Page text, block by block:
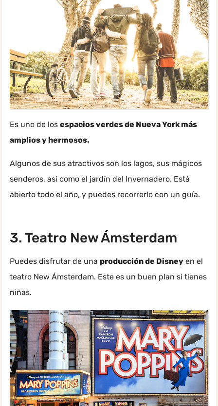
Es uno de los espacios verdes de Nueva York más
amplios y hermosos.
Algunos de sus atractivos son los lagos, sus mágicos
senderos, así como el jardín del Invernadero. Está
abierto todo el año, y puedes recorrerlo con un guía.
3. Teatro New Ámsterdam
Puedes disfrutar de una producción de Disney en el
teatro New Ámsterdam. Este es un buen plan si tienes
niñas.